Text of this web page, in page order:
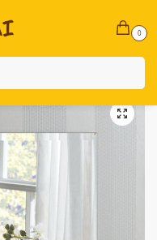
0